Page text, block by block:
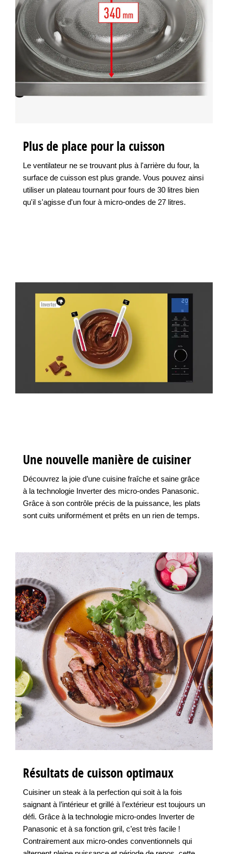
Plus de place pour la cuisson
Le ventilateur ne se trouvant plus à l'arrière du four, la
surface de cuisson est plus grande. Vous pouvez ainsi
utiliser un plateau tournant pour fours de 30 litres bien
qu'il s'agisse d'un four à micro-ondes de 27 litres.
Une nouvelle manière de cuisiner
Découvrez la joie d’une cuisine fraîche et saine grâce
à la technologie Inverter des micro-ondes Panasonic.
Grâce à son contrôle précis de la puissance, les plats
sont cuits uniformément et prêts en un rien de temps.
Résultats de cuisson optimaux
Cuisiner un steak à la perfection qui soit à la fois
saignant à l’intérieur et grillé à l’extérieur est toujours un
défi. Grâce à la technologie micro-ondes Inverter de
Panasonic et à sa fonction gril, c’est très facile !
Contrairement aux micro-ondes conventionnels qui